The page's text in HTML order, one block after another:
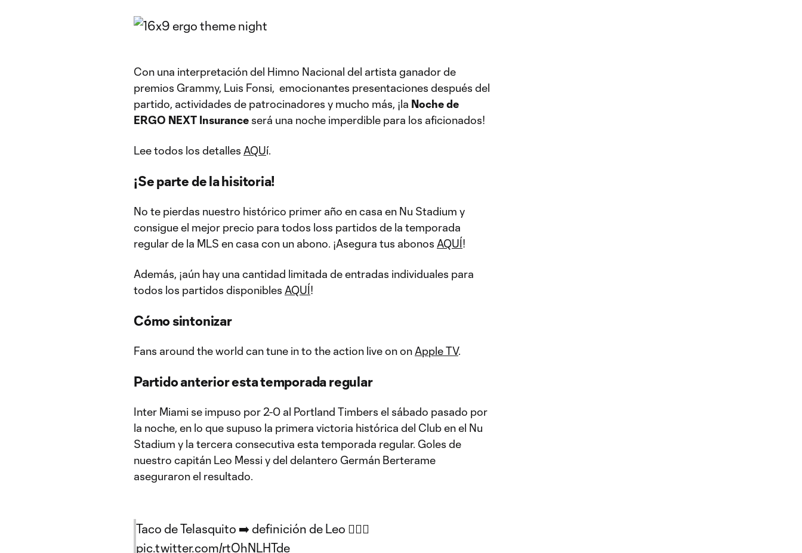
Con una interpretación del Himno Nacional del artista ganador de
premios Grammy, Luis Fonsi, emocionantes presentaciones después del
partido, actividades de patrocinadores y mucho más, ¡la Noche de
ERGO NEXT Insurance será una noche imperdible para los aficionados!
Lee todos los detalles AQUí.
¡Se parte de la hisitoria!
No te pierdas nuestro histórico primer año en casa en Nu Stadium y
consigue el mejor precio para todos loss partidos de la temporada
regular de la MLS en casa con un abono. ¡Asegura tus abonos AQUÍ!
Además, ¡aún hay una cantidad limitada de entradas individuales para
todos los partidos disponibles AQUÍ!
Cómo sintonizar
Fans around the world can tune in to the action live on on Apple TV.
Partido anterior esta temporada regular
Inter Miami se impuso por 2-0 al Portland Timbers el sábado pasado por
la noche, en lo que supuso la primera victoria histórica del Club en el Nu
Stadium y la tercera consecutiva esta temporada regular. Goles de
nuestro capitán Leo Messi y del delantero Germán Berterame
aseguraron el resultado.
Taco de Telasquito ➡️ definición de Leo 😮‍💨🔥
pic.twitter.com/rtOhNLHTde